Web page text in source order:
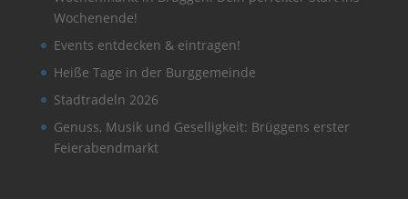
Wochenende!
Events entdecken & eintragen!
Heiße Tage in der Burggemeinde
Stadtradeln 2026
Genuss, Musik und Geselligkeit: Brüggens erster
Feierabendmarkt